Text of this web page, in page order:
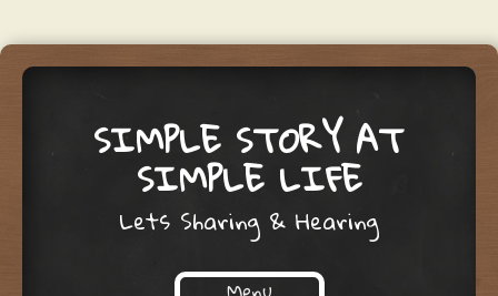
SIMPLE STORY AT
SIMPLE LIFE
Lets Sharing & Hearing